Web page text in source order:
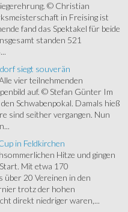
© Christian
in Freising ist
fand das Spektakel für beide
standen 521
siegt souverän
vier teilnehmenden
auf. © Stefan Günter Im
Schwabenpokal. Damals hieß
sind seither vergangen. Nun
in Feldkirchen
Hitze und gingen
Mit etwa 170
über 20 Vereinen in den
trotz der hohen
direkt niedriger waren,...